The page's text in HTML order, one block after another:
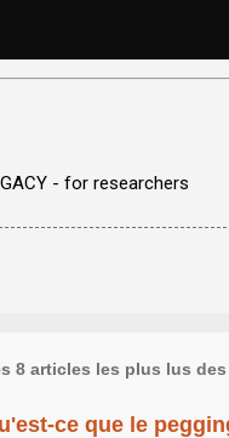
- for researchers
8 articles les plus lus
ce que le